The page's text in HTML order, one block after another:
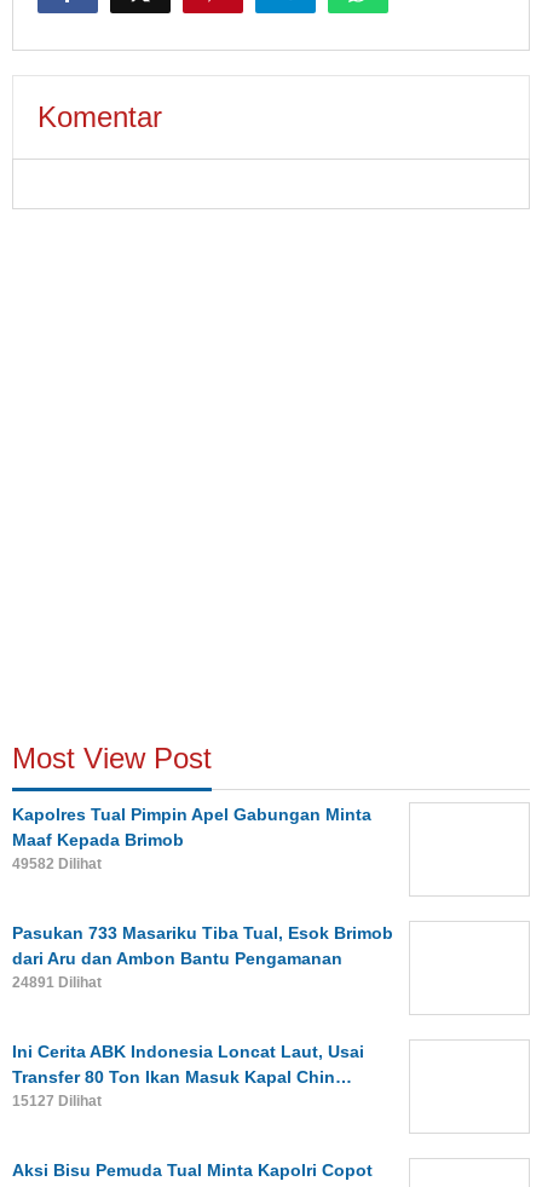
Komentar
Most View Post
Kapolres Tual Pimpin Apel Gabungan Minta
Maaf Kepada Brimob
49582 Dilihat
Pasukan 733 Masariku Tiba Tual, Esok Brimob
dari Aru dan Ambon Bantu Pengamanan
24891 Dilihat
Ini Cerita ABK Indonesia Loncat Laut, Usai
Transfer 80 Ton Ikan Masuk Kapal Chin…
15127 Dilihat
Aksi Bisu Pemuda Tual Minta Kapolri Copot